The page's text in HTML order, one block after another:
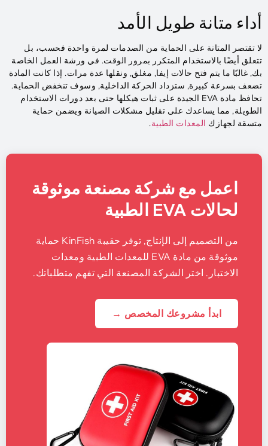
أداء متانة طويل الأمد
لا تقتصر المتانة على الحماية من الصدمات لمرة واحدة فحسب، بل
تتعلق أيضًا بالاستخدام المتكرر بمرور الوقت. في ورشة العمل الخاصة
بك, غالبًا ما يتم فتح حالات إيفا, مغلق, ونقلها عدة مرات. إذا كانت المادة
تضعف بسرعة كبيرة, ستزداد الحركة الداخلية, وسوف تنخفض الحماية.
تحافظ مادة EVA الجيدة على ثبات هيكلها حتى بعد دورات الاستخدام
الطويلة, مما يساعدك على تقليل مشكلات الصيانة ويضمن حماية
متسقة لجهازك المعدات الطبية.
اعمل مع شركة مصنعة موثوقة
لحالات EVA الطبية
من التصميم إلى الإنتاج, توفر حقيبة KinFish حماية
موثوقة من مادة EVA للمعدات الطبية ومعدات
الاختبار. اختر الشركة المصنعة التي تفهم متطلباتك.
ابدأ مشروعك المخصص →